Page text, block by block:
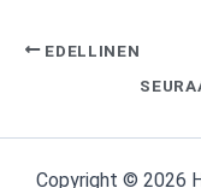
EDELLINEN
Copyright © 2026